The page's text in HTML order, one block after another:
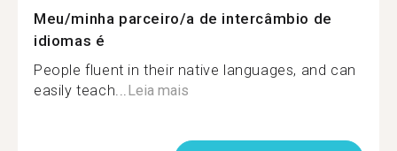
Meu/minha parceiro/a de intercâmbio de
idiomas é
People fluent in their native languages, and can
easily teach...Leia mais